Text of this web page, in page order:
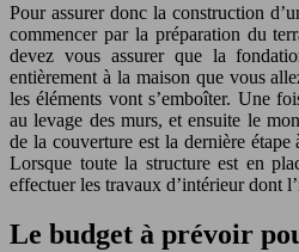
Pour assurer donc la construction
commencer par la préparation du
devez vous assurer que la
entièrement à la maison que vous
les éléments vont s’emboîter. Une
au levage des murs, et ensuite le
de la couverture est la dernière
Lorsque toute la structure est en
effectuer les travaux d’intérieur dont
Le budget à prévoir